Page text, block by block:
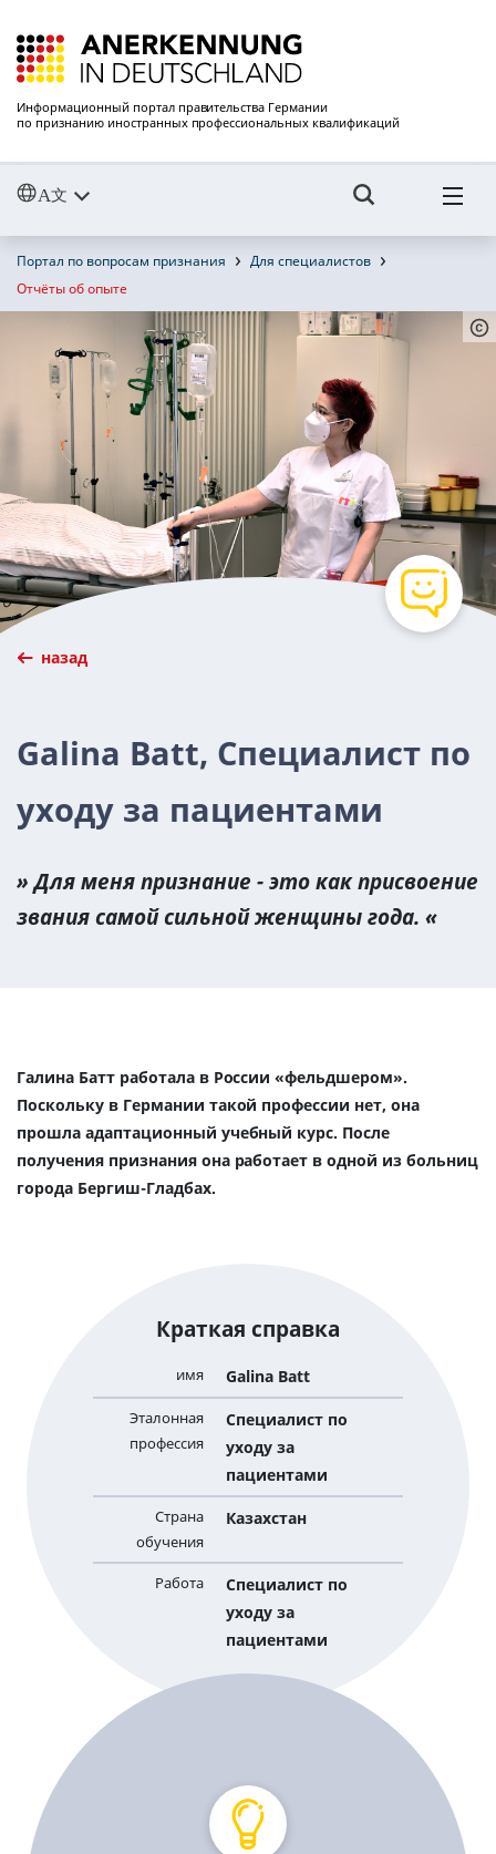
Информационный портал правительства Германии
по признанию иностранных профессиональных квалификаций
Портал по вопросам признания
Для специалистов
Отчёты об опыте
назад
Galina Batt, Специалист по
уходу за пациентами
Для меня признание - это как присвоение
звания самой сильной женщины года.
Галина Батт работала в России «фельдшером».
Поскольку в Германии такой профессии нет, она
прошла адаптационный учебный курс. После
получения признания она работает в одной из больниц
города Бергиш-Гладбах.
Краткая справка
имя Galina Batt
Эталонная
профессия
Специалист по
уходу за
пациентами
Страна
обучения
Казахстан
Работа
Специалист по
уходу за
пациентами